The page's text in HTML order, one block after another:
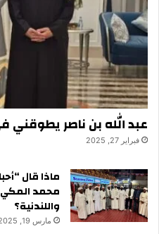
عبد الله بن ناصر يطوقني
فبراير 27, 2025
ماذا قال
محمد المكي
واللندنية؟
مارس 19, 2025